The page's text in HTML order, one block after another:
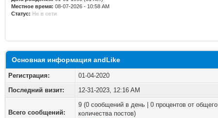
Местное время: 08-07-2026 - 10:58 AM
Статус: Не в сети
Основная информация andLike
Регистрация:
01-04-2020
Последний визит:
12-31-2023, 12:16 AM
Всего сообщений:
9 (0 сообщений в день | 0 процентов от общего
количества постов)